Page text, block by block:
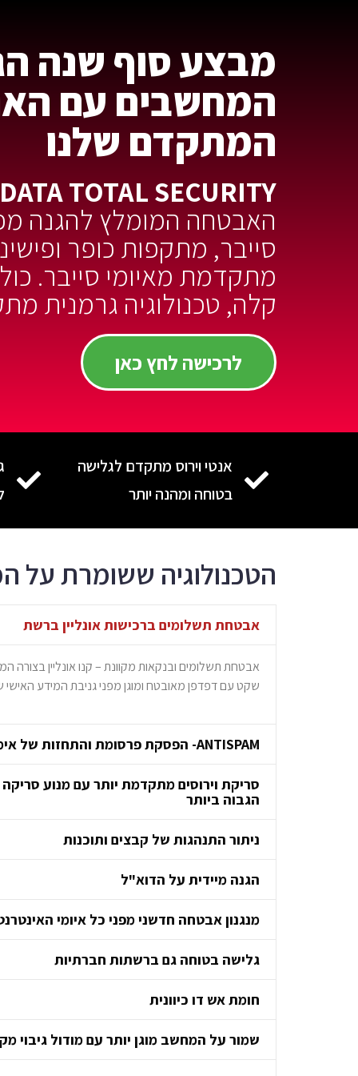
מבצע סוף שנה
המחשבים עם
המתקדם שלנו
TOTAL SECURITY
האבטחה המומלץ להגנה
סייבר, מתקפות כופר
מתקדמת מאיומי סייבר.
קלה, טכנולוגיה גרמנית
לרכישה לחץ כאן
אנטי וירוס מתקדם לגלישה
בטוחה ומהנה יותר
הטכנולוגיה ששומרת על
אבטחת תשלומים ברכישות אונליין ברשת
אבטחת תשלומים ובנקאות מקוונת – קנו אונליין בצורה
שקט עם דפדפן מאובטח ומוגן מפני גניבת המידע
ANTISPAM- הפסקת פרסומת והתחזות של אימיילים
סריקת וירוסים מתקדמת יותר עם מנוע סריקה
הגבוה ביותר
ניתור התנהגות של קבצים ותוכנות
הגנה מיידית על הדוא"ל
מנגנון אבטחה חדשני מפני כל איומי
גלישה בטוחה גם ברשתות חברתיות
חומת אש דו כיוונית
שמור על המחשב מוגן יותר עם מודול גיבוי